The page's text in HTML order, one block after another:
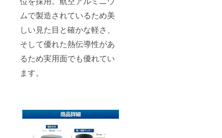
ムで製造されているため美
しい見た目と確かな軽さ、
そして優れた熱伝導性があ
るため実用面でも優れてい
ます。